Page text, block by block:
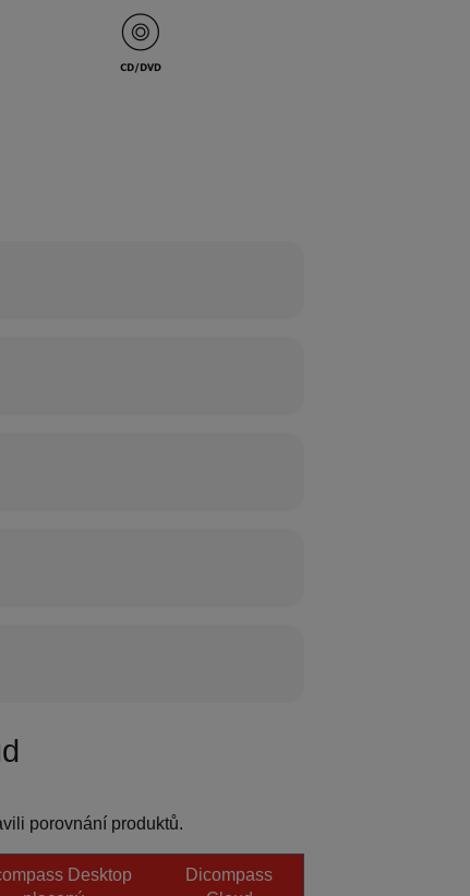
porovnání produktů.
Desktop
Dicompass